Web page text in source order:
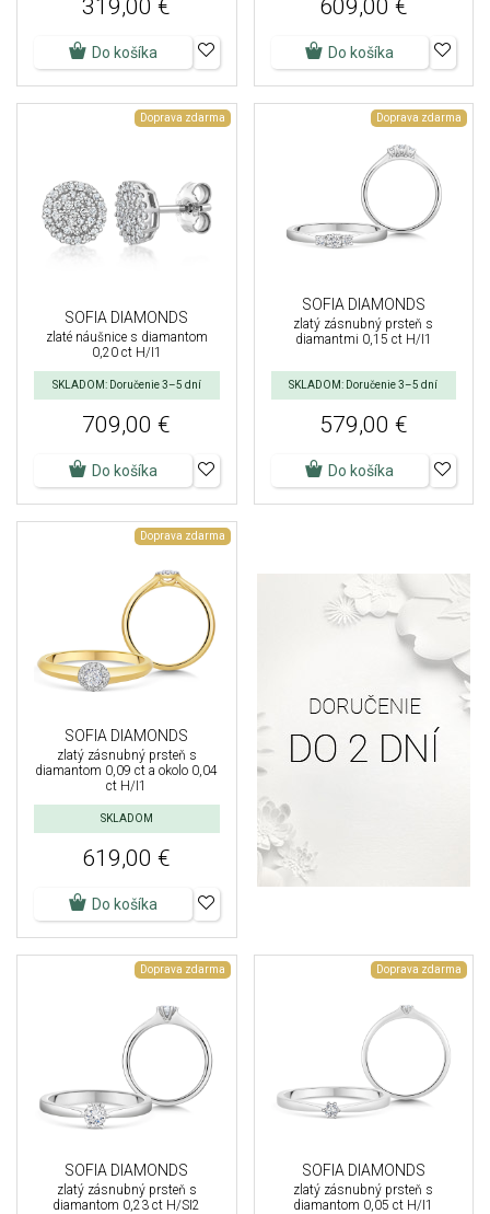
319,00 €
Do košíka
609,00 €
Do košíka
Doprava zdarma
SOFIA DIAMONDS
zlaté náušnice s diamantom
0,20 ct H/I1
SKLADOM: Doručenie 3–5 dní
709,00 €
Do košíka
Doprava zdarma
SOFIA DIAMONDS
zlatý zásnubný prsteň s
diamantmi 0,15 ct H/I1
SKLADOM: Doručenie 3–5 dní
579,00 €
Do košíka
Doprava zdarma
SOFIA DIAMONDS
zlatý zásnubný prsteň s
diamantom 0,09 ct a okolo 0,04
ct H/I1
SKLADOM
619,00 €
Do košíka
Doprava zdarma
SOFIA DIAMONDS
zlatý zásnubný prsteň s
diamantom 0,23 ct H/SI2
Doprava zdarma
SOFIA DIAMONDS
zlatý zásnubný prsteň s
diamantom 0,05 ct H/I1